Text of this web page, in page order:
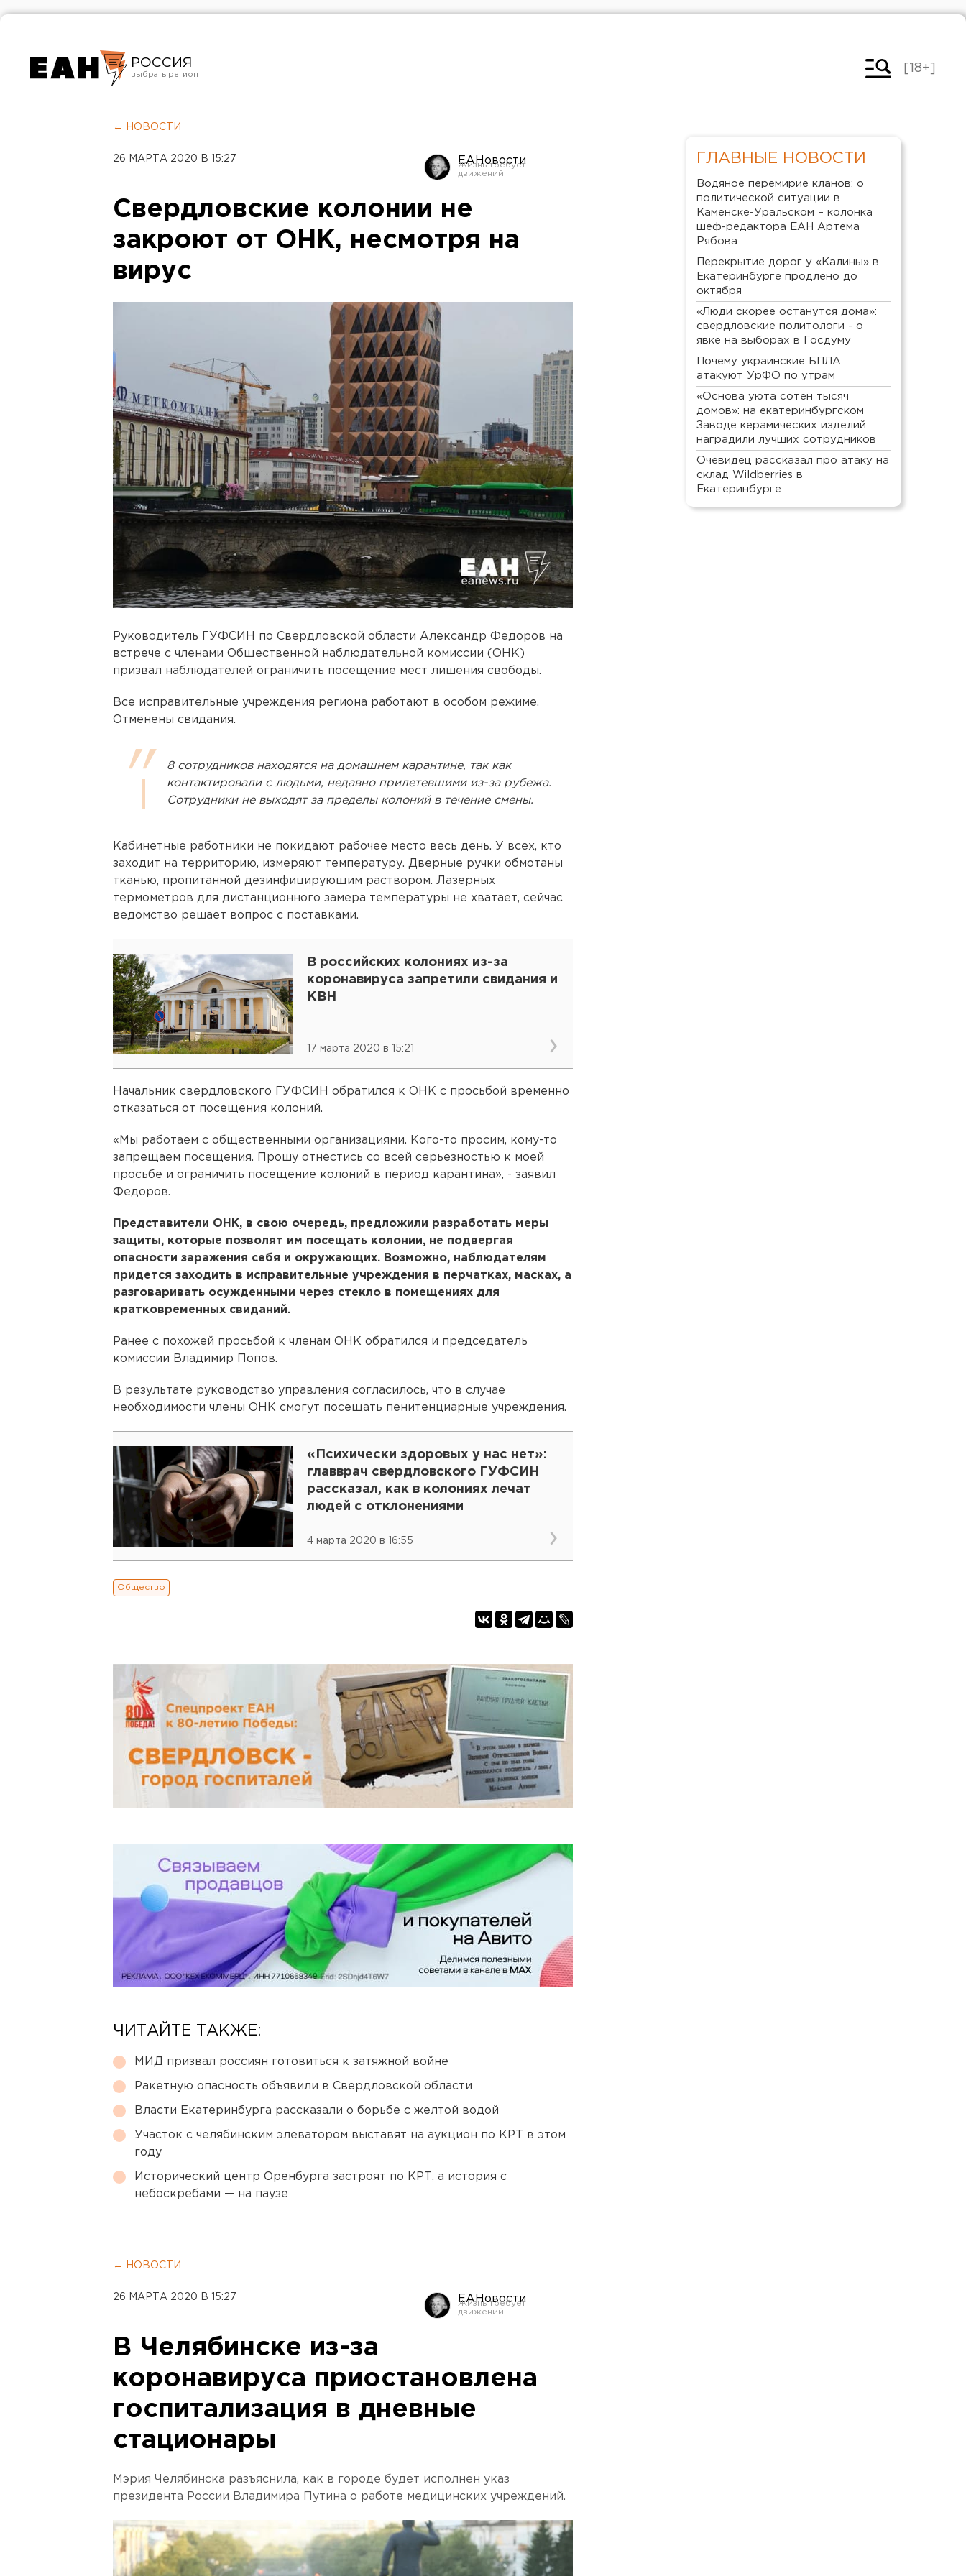
РОССИЯ
Челябинск
[18+]
← НОВОСТИ
26 МАРТА 2020 В 15:27 ЕАНовости
Свердловские колонии не
закроют от ОНК, несмотря на
вирус
Руководитель ГУФСИН по Свердловской области Александр Федоров на
встрече с членами Общественной наблюдательной комиссии (ОНК)
призвал наблюдателей ограничить посещение мест лишения свободы.
Все исправительные учреждения региона работают в особом режиме.
Отменены свидания.
8 сотрудников находятся на домашнем карантине, так как
контактировали с людьми, недавно прилетевшими из-за рубежа.
Сотрудники не выходят за пределы колоний в течение смены.
Кабинетные работники не покидают рабочее место весь день. У всех, кто
заходит на территорию, измеряют температуру. Дверные ручки обмотаны
тканью, пропитанной дезинфицирующим раствором. Лазерных
термометров для дистанционного замера температуры не хватает, сейчас
ведомство решает вопрос с поставками.
В российских колониях из-за
коронавируса запретили свидания и
КВН
17 марта 2020 в 15:21
Начальник свердловского ГУФСИН обратился к ОНК с просьбой временно
отказаться от посещения колоний.
«Мы работаем с общественными организациями. Кого-то просим, кому-то
запрещаем посещения. Прошу отнестись со всей серьезностью к моей
просьбе и ограничить посещение колоний в период карантина», - заявил
Федоров.
Представители ОНК, в свою очередь, предложили разработать меры
защиты, которые позволят им посещать колонии, не подвергая
опасности заражения себя и окружающих. Возможно, наблюдателям
придется заходить в исправительные учреждения в перчатках, масках, а
разговаривать осужденными через стекло в помещениях для
кратковременных свиданий.
Ранее с похожей просьбой к членам ОНК обратился и председатель
комиссии Владимир Попов.
В результате руководство управления согласилось, что в случае
необходимости члены ОНК смогут посещать пенитенциарные учреждения.
«Психически здоровых у нас нет»:
главврач свердловского ГУФСИН
рассказал, как в колониях лечат
людей с отклонениями
4 марта 2020 в 16:55
Общество
ЧИТАЙТЕ ТАКЖЕ:
МИД призвал россиян готовиться к затяжной войне
Ракетную опасность объявили в Свердловской области
Власти Екатеринбурга рассказали о борьбе с желтой водой
Участок с челябинским элеватором выставят на аукцион по КРТ в этом
году
Исторический центр Оренбурга застроят по КРТ, а история с
небоскребами — на паузе
← НОВОСТИ
26 МАРТА 2020 В 15:27 ЕАНовости
В Челябинске из-за
коронавируса приостановлена
госпитализация в дневные
стационары
Мэрия Челябинска разъяснила, как в городе будет исполнен указ
президента России Владимира Путина о работе медицинских учреждений.
ГЛАВНЫЕ НОВОСТИ
Водяное перемирие кланов: о
политической ситуации в
Каменске-Уральском – колонка
шеф-редактора ЕАН Артема
Рябова
Перекрытие дорог у «Калины» в
Екатеринбурге продлено до
октября
«Люди скорее останутся дома»:
свердловские политологи - о
явке на выборах в Госдуму
Почему украинские БПЛА
атакуют УрФО по утрам
«Основа уюта сотен тысяч
домов»: на екатеринбургском
Заводе керамических изделий
наградили лучших сотрудников
Очевидец рассказал про атаку на
склад Wildberries в
Екатеринбурге